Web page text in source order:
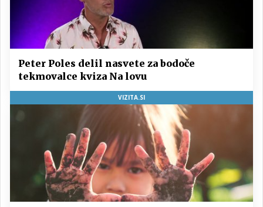
Peter Poles delil nasvete za bodoče
tekmovalce kviza Na lovu
VIZITA.SI